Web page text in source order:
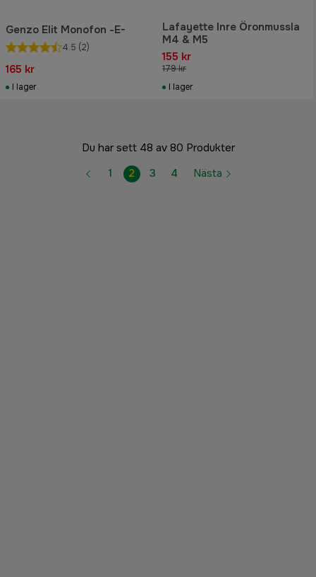
Genzo Elit Monofon -E-
4.5 (2)
165 kr
I lager
Lafayette Inre Öronmussla
M4 & M5
155 kr
179 kr
I lager
Du har sett 48 av 80 Produkter
1
2 3 4 Nästa